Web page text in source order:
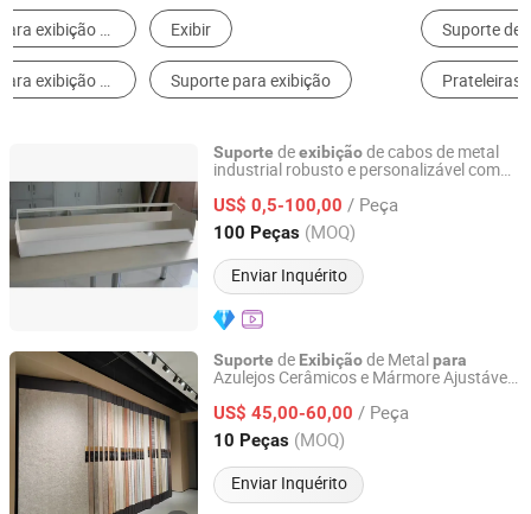
Suporte de Bandeira Mostruário
Prateleiras de Cozinha
Suporte deexibiçãode cabos de metal
industrial robusto e personalizável com
US$ 0,5-100,00 / Peça
100 Peças (MOQ)
Enviar Inquérito
Taizhou JCH Technology Co.,LTD.
Zhejiang, China Desde 2025
Suporte de Exibiçãode Metalpara
Azulejos Cerâmicos e Mármore Ajustável,
Madeira, Expositor de Granito e Quartzo
US$ 45,00-60,00 / Peça
10 Peças (MOQ)
Enviar Inquérito
Foshan Slodi Display Co., Ltd.
Guangdong, China Desde 2026